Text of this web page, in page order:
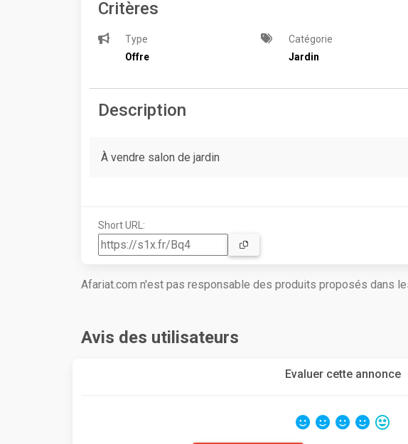
Critères
Type
Offre
Catégorie
Jardin
Description
À vendre salon de jardin
Short URL:
Afariat.com n'est pas responsable des produits proposés dans
Avis des utilisateurs
Evaluer cette annonce